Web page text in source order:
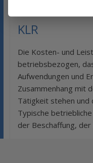
KLR
Die Kosten- und
betriebsbezogen,
Aufwendungen und
Zusammenhang mit
Tätigkeit stehen und
Typische
der Beschaffung,